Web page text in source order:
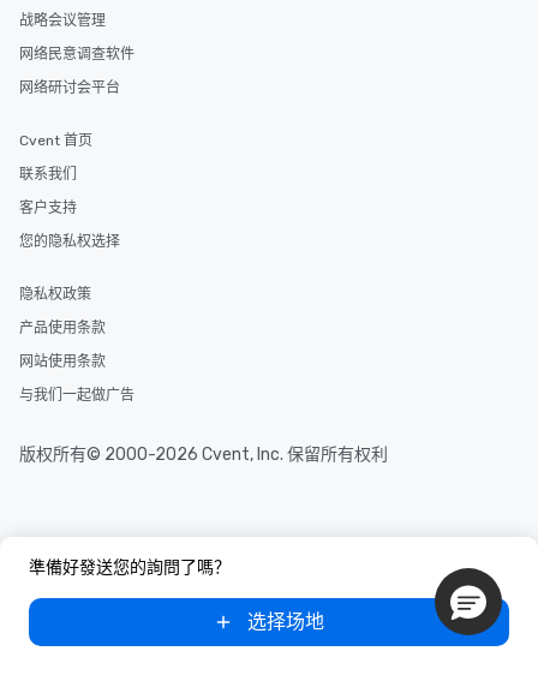
準備好發送您的詢問了嗎？
选择场地
战略会议管理
网络民意调查软件
网络研讨会平台
Cvent 首页
联系我们
客户支持
您的隐私权选择
隐私权政策
产品使用条款
网站使用条款
与我们一起做广告
版权所有© 2000-2026 Cvent, Inc. 保留所有权利